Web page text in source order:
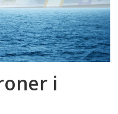
i